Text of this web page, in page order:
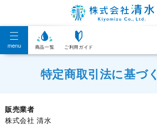
menu 商品一覧 ご利用ガイド
特定商取引法に基づ
販売業者
株式会社 清水